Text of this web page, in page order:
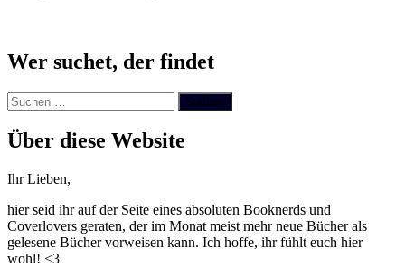
Wer suchet, der findet
Suchen
nach:
Über diese Website
Ihr Lieben,
hier seid ihr auf der Seite eines absoluten Booknerds und
Coverlovers geraten, der im Monat meist mehr neue Bücher als
gelesene Bücher vorweisen kann. Ich hoffe, ihr fühlt euch hier
wohl! <3